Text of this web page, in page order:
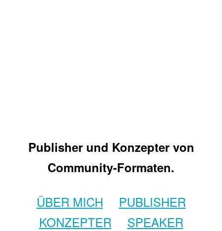
Publisher und Konzepter von
Community-Formaten.
ÜBER MICH
PUBLISHER
KONZEPTER
SPEAKER